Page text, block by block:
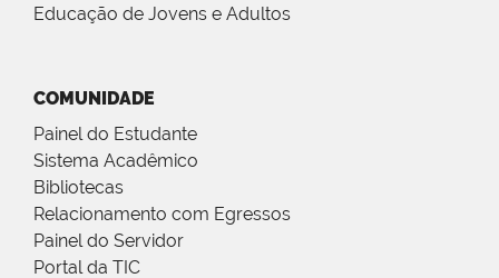
Educação de Jovens e Adultos
COMUNIDADE
Painel do Estudante
Sistema Acadêmico
Bibliotecas
Relacionamento com Egressos
Painel do Servidor
Portal da TIC